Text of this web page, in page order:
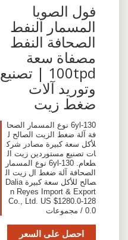
فول الصويا
المسمار النفط
الصحافة النفط
مصفاة سعة
100tpd | تصنيع
وتوريد آلات
ضغط زيت
6yl-130 نوع المسمار الصحا
فة آلة ضغط الزيت الصالح ل
لأكل سعة كبيرة مصادر شرك
ات تصنيع مستوردين زيت ال
طعام. 6yl-130 نوع المسمار
الصحافة آلة ضغط ال زيت ال
صالح للأكل سعة كبيرة Dalia
n Reyes Import & Export
Co., Ltd. US $1280.0-128
0.0 / مجموعات
احصل على السعر